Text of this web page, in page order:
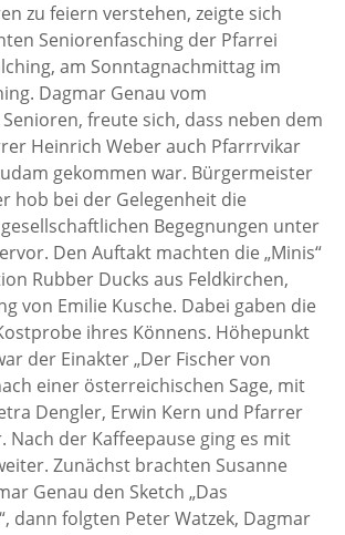
zu feiern verstehen, zeigte sich
Seniorenfasching der Pfarrei
am Sonntagnachmittag im
Dagmar Genau vom
freute sich, dass neben dem
Heinrich Weber auch Pfarrrvikar
gekommen war. Bürgermeister
hob bei der Gelegenheit die
Begegnungen unter
Den Auftakt machten die „Minis“
Rubber Ducks aus Feldkirchen,
von Emilie Kusche. Dabei gaben die
ihres Könnens. Höhepunkt
der Einakter „Der Fischer von
einer österreichischen Sage, mit
Dengler, Erwin Kern und Pfarrer
Nach der Kaffeepause ging es mit
Zunächst brachten Susanne
Genau den Sketch „Das
dann folgten Peter Watzek, Dagmar